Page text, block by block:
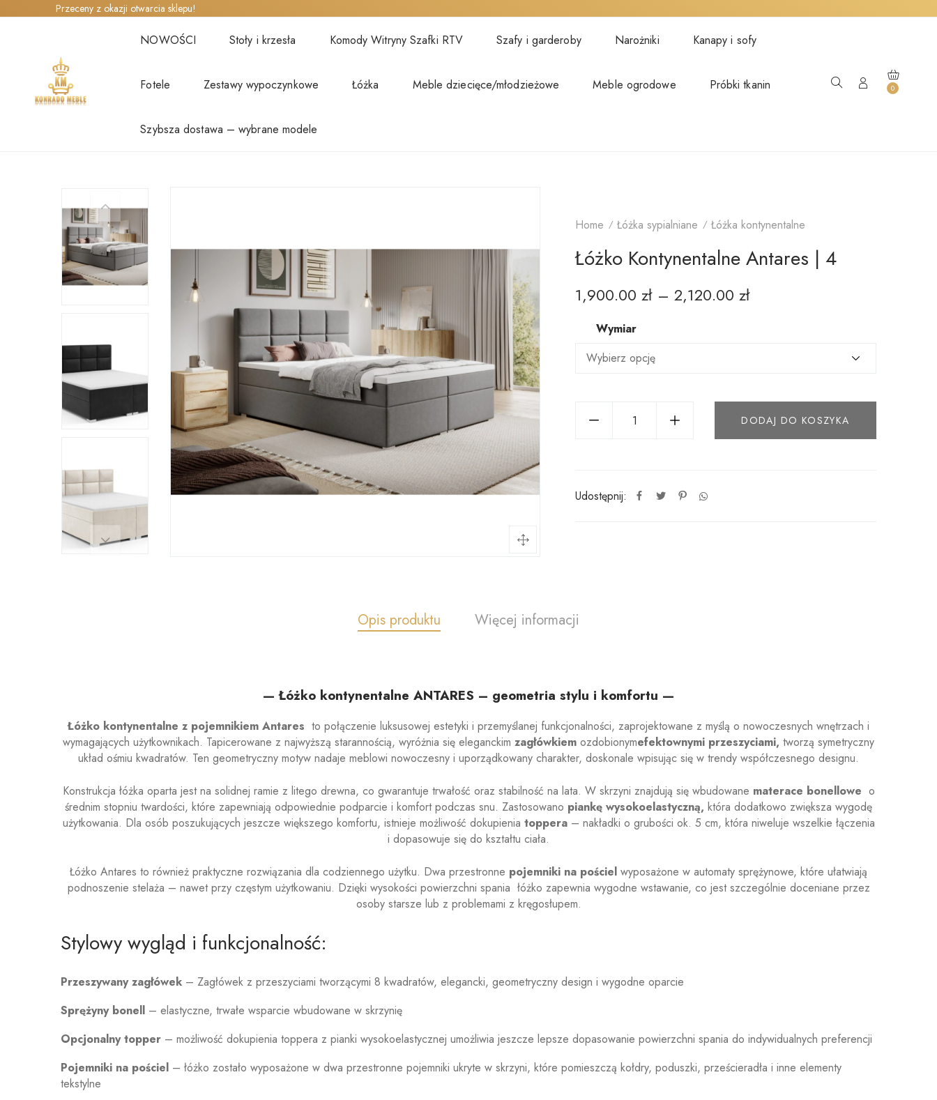
Przeceny z okazji otwarcia sklepu!
NOWOŚCI Stoły i krzesła Komody Witryny Szafki RTV Szafy i garderoby Narożniki Kanapy i sofy
Fotele Zestawy wypoczynkowe Łóżka Meble dziecięce/młodzieżowe Meble ogrodowe Próbki tkanin
Szybsza dostawa – wybrane modele
0
Home Łóżka sypialniane Łóżka kontynentalne
Łóżko Kontynentalne Antares | 4
1,900.00 zł – 2,120.00 zł
Wymiar
DODAJ DO KOSZYKA
Udostępnij:
Opis produktu Więcej informacji
— Łóżko kontynentalne ANTARES – geometria stylu i komfortu —
Łóżko kontynentalne z pojemnikiem Antares to połączenie luksusowej estetyki i przemyślanej funkcjonalności, zaprojektowane z myślą o nowoczesnych wnętrzach i
wymagających użytkownikach. Tapicerowane z najwyższą starannością, wyróżnia się eleganckim zagłówkiem ozdobionymefektownymi przeszyciami, tworzą symetryczny
układ ośmiu kwadratów. Ten geometryczny motyw nadaje meblowi nowoczesny i uporządkowany charakter, doskonale wpisując się w trendy współczesnego designu.
Konstrukcja łóżka oparta jest na solidnej ramie z litego drewna, co gwarantuje trwałość oraz stabilność na lata. W skrzyni znajdują się wbudowane materace bonellowe o
średnim stopniu twardości, które zapewniają odpowiednie podparcie i komfort podczas snu. Zastosowano piankę wysokoelastyczną, która dodatkowo zwiększa wygodę
użytkowania. Dla osób poszukujących jeszcze większego komfortu, istnieje możliwość dokupienia toppera– nakładki o grubości ok. 5 cm, która niweluje wszelkie łączenia
i dopasowuje się do kształtu ciała.
Łóżko Antares to również praktyczne rozwiązania dla codziennego użytku. Dwa przestronne pojemniki na pościel wyposażone w automaty sprężynowe, które ułatwiają
podnoszenie stelaża – nawet przy częstym użytkowaniu. Dzięki wysokości powierzchni spania łóżko zapewnia wygodne wstawanie, co jest szczególnie doceniane przez
osoby starsze lub z problemami z kręgosłupem.
Stylowy wygląd i funkcjonalność:
Przeszywany zagłówek – Zagłówek z przeszyciami tworzącymi 8 kwadratów, elegancki, geometryczny design i wygodne oparcie
Sprężyny bonell – elastyczne, trwałe wsparcie wbudowane w skrzynię
Opcjonalny topper – możliwość dokupienia toppera z pianki wysokoelastycznej umożliwia jeszcze lepsze dopasowanie powierzchni spania do indywidualnych preferencji
Pojemniki na pościel – łóżko zostało wyposażone w dwa przestronne pojemniki ukryte w skrzyni, które pomieszczą kołdry, poduszki, prześcieradła i inne elementy
tekstylne